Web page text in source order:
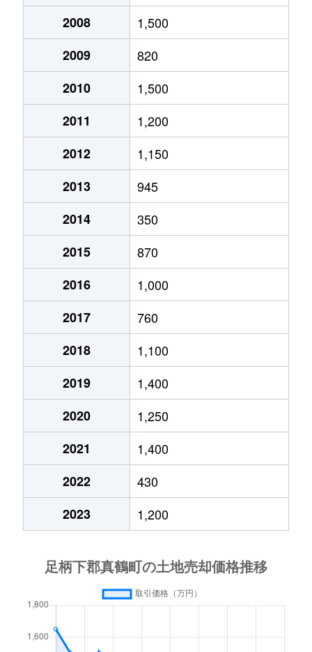
2008
1,500
2009
820
2010
1,500
2011
1,200
2012
1,150
2013
945
2014
350
2015
870
2016
1,000
2017
760
2018
1,100
2019
1,400
2020
1,250
2021
1,400
2022
430
2023
1,200